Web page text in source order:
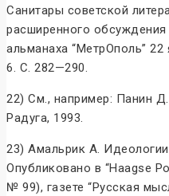
Санитары советской
расширенного
альманаха “МетрОполь”
6. С. 282—290.
22) См., например: Панин
Радуга, 1993.
23) Амальрик А.
Опубликовано в “Haagse
№ 99), газете “Русская